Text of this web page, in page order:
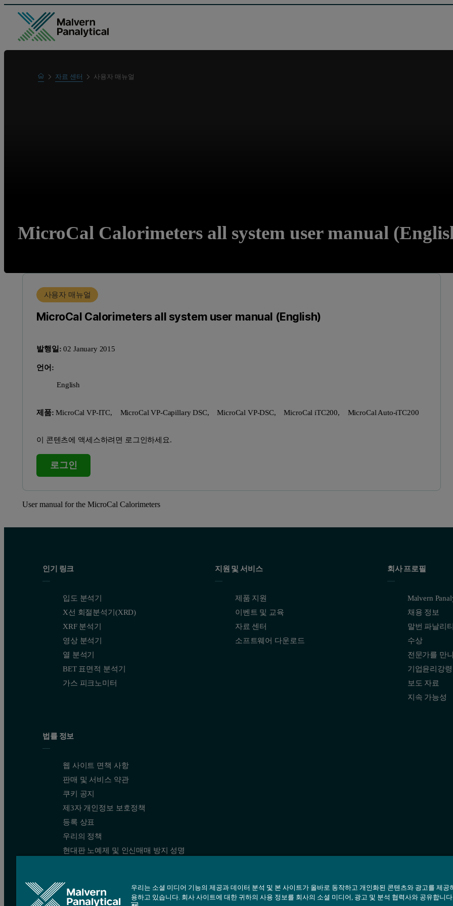
Home
Learn
자료 센터 사용자 매뉴얼
MicroCal Calorimeters all system user manual
사용자 매뉴얼
MicroCal Calorimeters all system user manual (English)
발행일: 02 January 2015
언어:
English
제품:MicroCal VP-ITC, MicroCal VP-Capillary DSC, MicroCal VP-DSC, MicroCal iTC200, MicroCal Auto-iTC200
이 콘텐츠에 액세스하려면 로그인하세요.
로그인
User manual for the MicroCal Calorimeters
인기 링크
입도 분석기
X선 회절분석기(XRD)
XRF 분석기
영상 분석기
열 분석기
BET 표면적 분석기
가스 피크노미터
지원 및 서비스
제품 지원
이벤트 및 교육
자료 센터
소프트웨어 다운로드
회사 프로필
Malvern
채용 정보
말번 파날리
수상
전문가를 만
기업윤리강령
보도 자료
지속 가능성
법률 정보
웹 사이트 면책 사항
판매 및 서비스 약관
쿠키 공지
제3자 개인정보 보호정책
등록 상표
우리의 정책
현대판 노예제 및 인신매매 방지 성명
우리는 소셜 미디어 기능의 제공과 데이터 분석 및 본 사이트가 올바로 동작하고 개인화된 콘텐츠와 광고를 제공
용하고 있습니다. 회사 사이트에 대한 귀하의 사용 정보를 회사의 소셜 미디어, 광고 및 분석 협력사와 공유합니